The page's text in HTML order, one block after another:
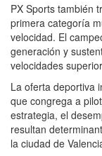
PX Sports también
primera categoría
velocidad. El
generación y
velocidades
La oferta deportiva
que congrega a
estrategia, el
resultan
la ciudad de